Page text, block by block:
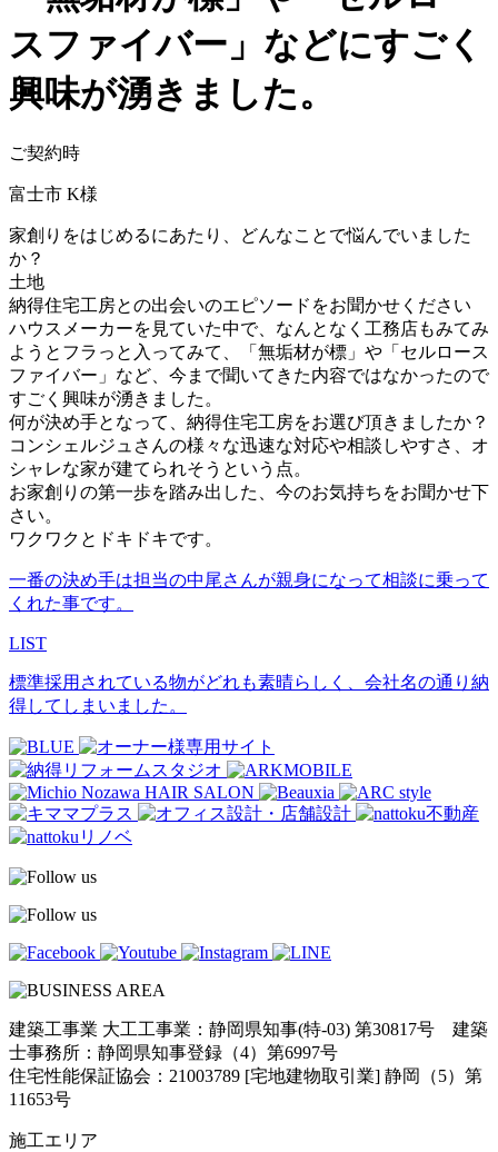
スファイバー」などにすごく
興味が湧きました。
ご契約時
富士市 K様
家創りをはじめるにあたり、どんなことで悩んでいました
か？
土地
納得住宅工房との出会いのエピソードをお聞かせください
ハウスメーカーを見ていた中で、なんとなく工務店もみてみ
ようとフラっと入ってみて、「無垢材が標」や「セルロース
ファイバー」など、今まで聞いてきた内容ではなかったので
すごく興味が湧きました。
何が決め手となって、納得住宅工房をお選び頂きましたか？
コンシェルジュさんの様々な迅速な対応や相談しやすさ、オ
シャレな家が建てられそうという点。
お家創りの第一歩を踏み出した、今のお気持ちをお聞かせ下
さい。
ワクワクとドキドキです。
一番の決め手は担当の中尾さんが親身になって相談に乗って
くれた事です。
LIST
標準採用されている物がどれも素晴らしく、会社名の通り納
得してしまいました。
建築工事業 大工工事業：静岡県知事(特-03) 第30817号 建築
士事務所：静岡県知事登録（4）第6997号
住宅性能保証協会：21003789 [宅地建物取引業] 静岡（5）第
11653号
施工エリア